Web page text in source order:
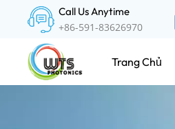
Call Us Anytime
+86-591-83626970
Trang Chủ